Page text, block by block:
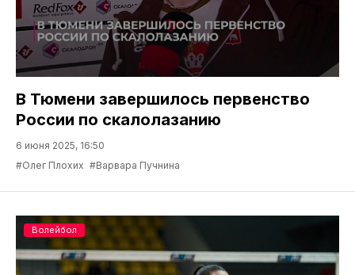
В Тюмени завершилось первенство
России по скалолазанию
6 июня 2025, 16:50
#Олег Плохих #Варвара Пучнина
Волейбол